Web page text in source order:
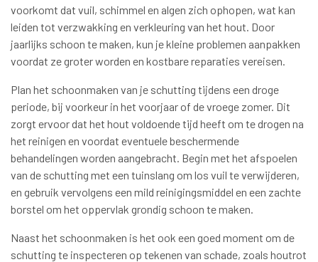
voorkomt dat vuil, schimmel en algen zich ophopen, wat kan
leiden tot verzwakking en verkleuring van het hout. Door
jaarlijks schoon te maken, kun je kleine problemen aanpakken
voordat ze groter worden en kostbare reparaties vereisen.
Plan het schoonmaken van je schutting tijdens een droge
periode, bij voorkeur in het voorjaar of de vroege zomer. Dit
zorgt ervoor dat het hout voldoende tijd heeft om te drogen na
het reinigen en voordat eventuele beschermende
behandelingen worden aangebracht. Begin met het afspoelen
van de schutting met een tuinslang om los vuil te verwijderen,
en gebruik vervolgens een mild reinigingsmiddel en een zachte
borstel om het oppervlak grondig schoon te maken.
Naast het schoonmaken is het ook een goed moment om de
schutting te inspecteren op tekenen van schade, zoals houtrot